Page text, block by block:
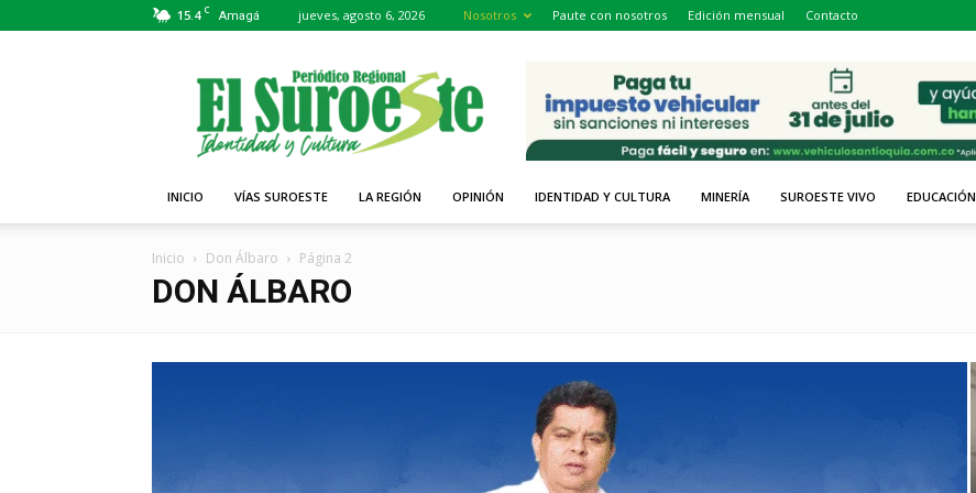
15.4 C Amagá jueves, agosto 6, 2026 Nosotros Paute con nosotros Edición mensual Contacto
Periódico
El
Suroeste
INICIO VÍAS SUROESTE LA REGIÓN OPINIÓN IDENTIDAD Y CULTURA MINERÍA SUROESTE VIVO EDUCACIÓN
Inicio Don Álbaro Página 2
DON ÁLBARO